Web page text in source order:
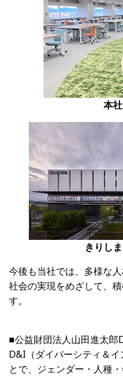
本
きりし
今後も当社では、多様な
社会の実現をめざして、
す。
■公益財団法人山田進太郎
D&I（ダイバーシティ＆
とで、ジェンダー・人種